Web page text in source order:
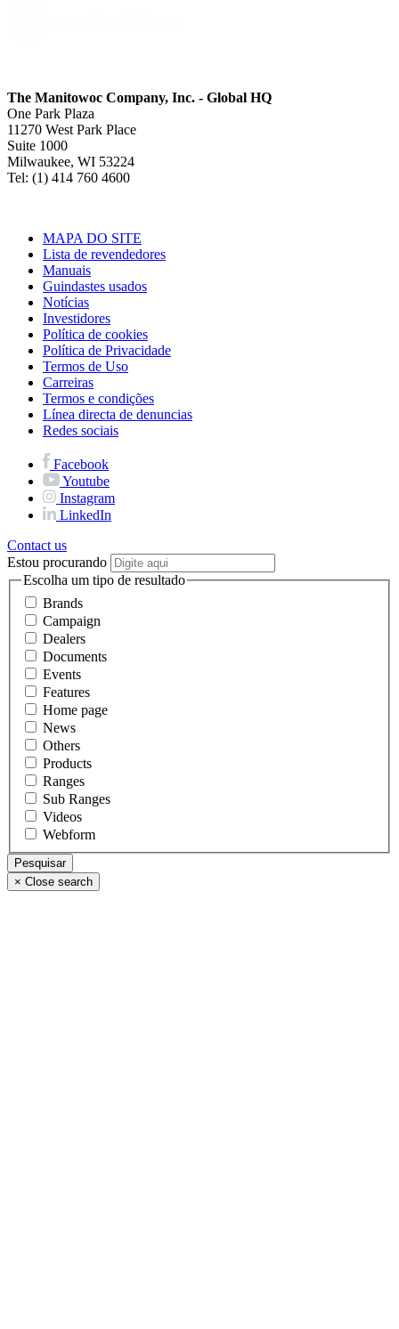
The Manitowoc Company, Inc. - Global HQ
One Park Plaza
11270 West Park Place
Suite 1000
Milwaukee, WI 53224
Tel: (1) 414 760 4600
MAPA DO SITE
Lista de revendedores
Manuais
Guindastes usados
Notícias
Investidores
Política de cookies
Política de Privacidade
Termos de Uso
Carreiras
Termos e condições
Línea directa de denuncias
Redes sociais
Facebook
Youtube
Instagram
LinkedIn
Contact us
Estou procurando
Escolha um tipo de resultado
Brands
Campaign
Dealers
Documents
Events
Features
Home page
News
Others
Products
Ranges
Sub Ranges
Videos
Webform
× Close search